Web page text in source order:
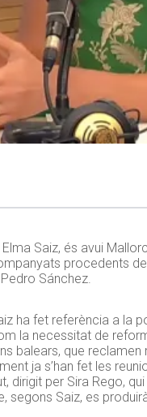
Saiz, és avui
procedents
Sánchez.
ha fet referència a
la necessitat de
balears, que
ja s’han fet les
dirigit per Sira Rego,
Saiz, es